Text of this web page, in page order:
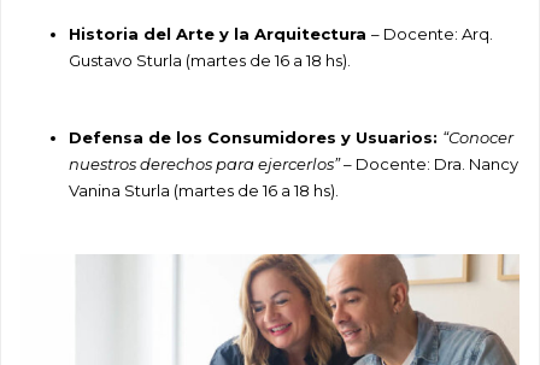
Historia del Arte y la Arquitectura – Docente: Arq.
Gustavo Sturla (martes de 16 a 18 hs).
Defensa de los Consumidores y Usuarios: “Conocer
nuestros derechos para ejercerlos”– Docente: Dra. Nancy
Vanina Sturla (martes de 16 a 18 hs).